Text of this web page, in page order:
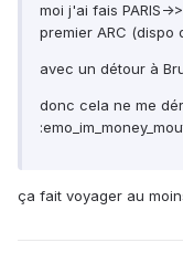
moi j'ai fais PARIS-
premier ARC (dispo
avec un détour à
donc cela ne me
ça fait voyager au